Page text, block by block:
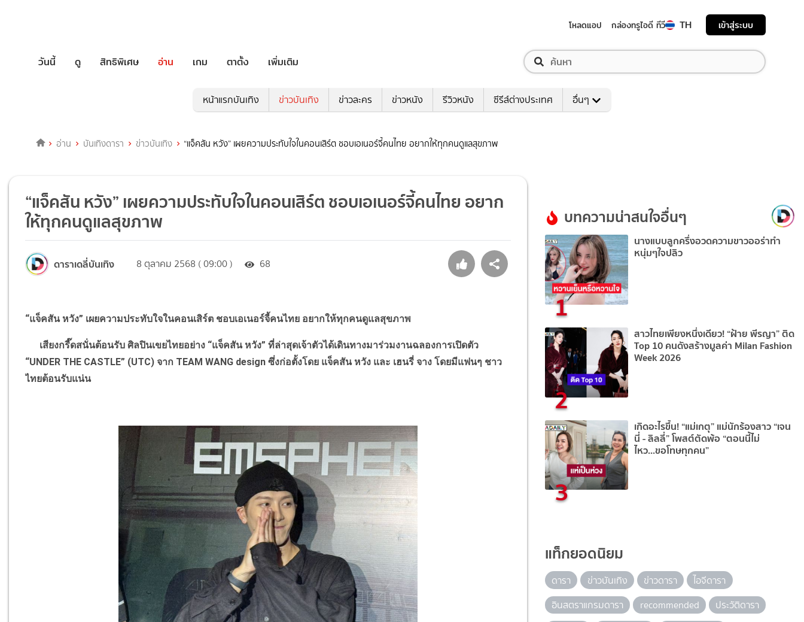
โหลดแอป กล่องทรูไอดี ทีวี TH เข้าสู่ระบบ
วันนี้ ดู สิทธิพิเศษ อ่าน เกม ตาตั้ง เพิ่มเติม
หน้าแรกบันเทิง ข่าวบันเทิง ข่าวละคร ข่าวหนัง รีวิวหนัง ซีรีส์ต่างประเทศ อื่นๆ
อ่าน บันเทิงดารา ข่าวบันเทิง “แจ็คสัน หวัง” เผยความประทับใจในคอนเสิร์ต ชอบเอเนอร์จี้คนไทย อยากให้ทุกคนดูแลสุขภาพ
“แจ็คสัน หวัง” เผยความประทับใจในคอนเสิร์ต ชอบเอเนอร์จี้คนไทย อยาก
ให้ทุกคนดูแลสุขภาพ
ดาราเดลี่บันเทิง 8 ตุลาคม 2568 ( 09:00 ) 68
“แจ็คสัน หวัง” เผยความประทับใจในคอนเสิร์ต ชอบเอเนอร์จี้คนไทย อยากให้ทุกคนดูแลสุขภาพ
เสียงกรี๊ดสนั่นต้อนรับ ศิลปินเขยไทยอย่าง “แจ็คสัน หวัง”ที่ล่าสุดเจ้าตัวได้เดินทางมาร่วมงานฉลองการเปิดตัว
“UNDER THE CASTLE” (UTC)จาก TEAM WANG designซึ่งก่อตั้งโดย แจ็คสัน หวัง และ เฮนรี่ จาง โดยมีแฟนๆ ชาว
ไทยต้อนรับแน่น
บทความน่าสนใจอื่นๆ
1
นางแบบลูกครึ่งอวดความขาวออร่าทำ
หนุ่มๆใจปลิว
2
สาวไทยเพียงหนึ่งเดียว! “ฝ้าย พีรญา” ติด
Top 10 คนดังสร้างมูลค่า Milan Fashion
Week 2026
3
เกิดอะไรขึ้น! “แม่เกตุ” แม่นักร้องสาว “เจน
นี่ - ลิลลี่” โพสต์ตัดพ้อ “ตอนนี้ไม่
ไหว...ขอโทษทุกคน”
แท็กยอดนิยม
ดารา ข่าวบันเทิง ข่าวดารา
ไอจีดารา
อินสตราแกรมดารา
recommended
ประวัติดารา